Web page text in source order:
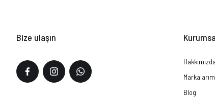
Bize ulaşın
Hakkımızda
Blog